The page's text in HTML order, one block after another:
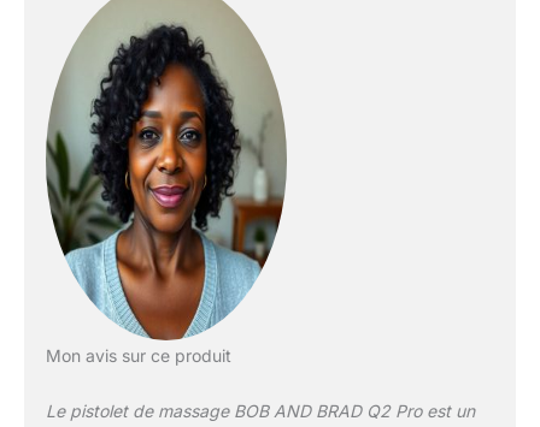
qu'une simple
percussion standard.
Indispensable après le
running ou la
musculation, elle
optimise chaque phase
de votre récupération,
assurant une détente
musculaire profonde et
un soulagement ciblé
après l'effort. Conçu par
d'abonnés, ce pistolet
Mon avis sur ce produit
Le pistolet de massage BOB AND BRAD Q2 Pro est un